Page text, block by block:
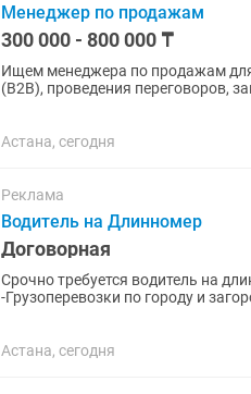
Менеджер по продажам
300 000 - 800 000 ₸
Ищем менеджера по продажам для
(B2B), проведения переговоров,
Астана, сегодня
Реклама
Водитель на Длинномер
Договорная
Срочно требуется водитель на
-Грузоперевозки по городу и загородом. -Поддержание чистоты и
Астана, сегодня